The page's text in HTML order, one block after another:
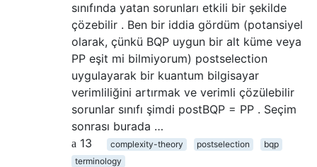
sınıfında yatan sorunları etkili bir şekilde
çözebilir . Ben bir iddia gördüm (potansiyel
olarak, çünkü BQP uygun bir alt küme veya
PP eşit mi bilmiyorum) postselection
uygulayarak bir kuantum bilgisayar
verimliliğini artırmak ve verimli çözülebilir
sorunlar sınıfı şimdi postBQP = PP . Seçim
sonrası burada …
13
complexity-theory postselection
bqp
terminology